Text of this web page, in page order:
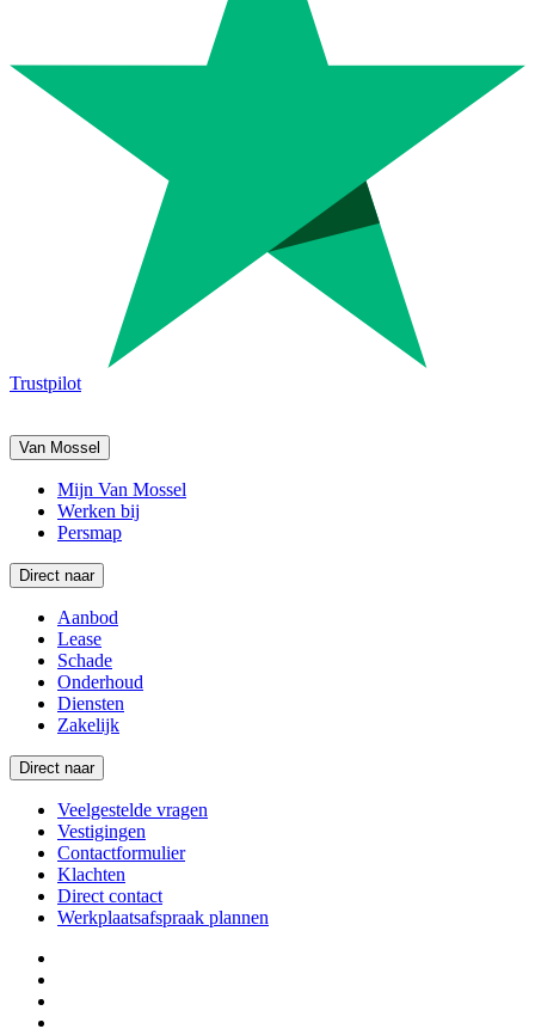
Trustpilot
Van Mossel
Mijn Van Mossel
Werken bij
Persmap
Direct naar
Aanbod
Lease
Schade
Onderhoud
Diensten
Zakelijk
Direct naar
Veelgestelde vragen
Vestigingen
Contactformulier
Klachten
Direct contact
Werkplaatsafspraak plannen